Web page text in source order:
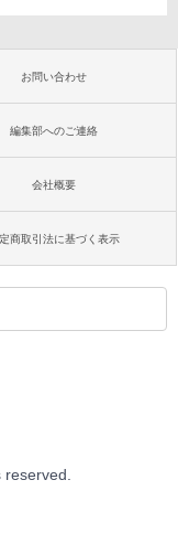
お問い合わせ
編集部へのご連絡
会社概要
商取引法に基づく表示